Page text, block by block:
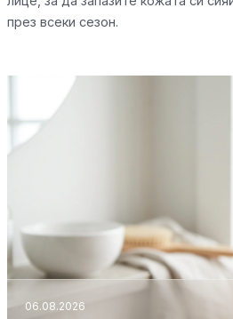
през всеки сезон.
06.08.2026